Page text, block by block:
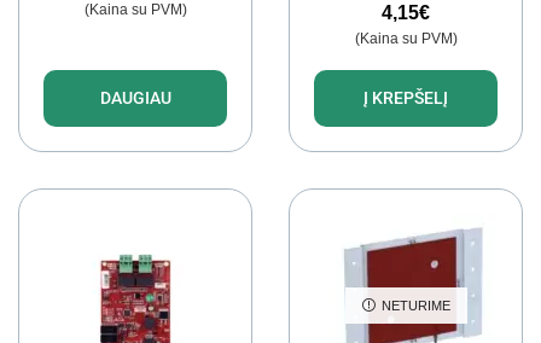
(Kaina su PVM)
DAUGIAU
4,15€
(Kaina su PVM)
Į KREPŠELĮ
NETURIME